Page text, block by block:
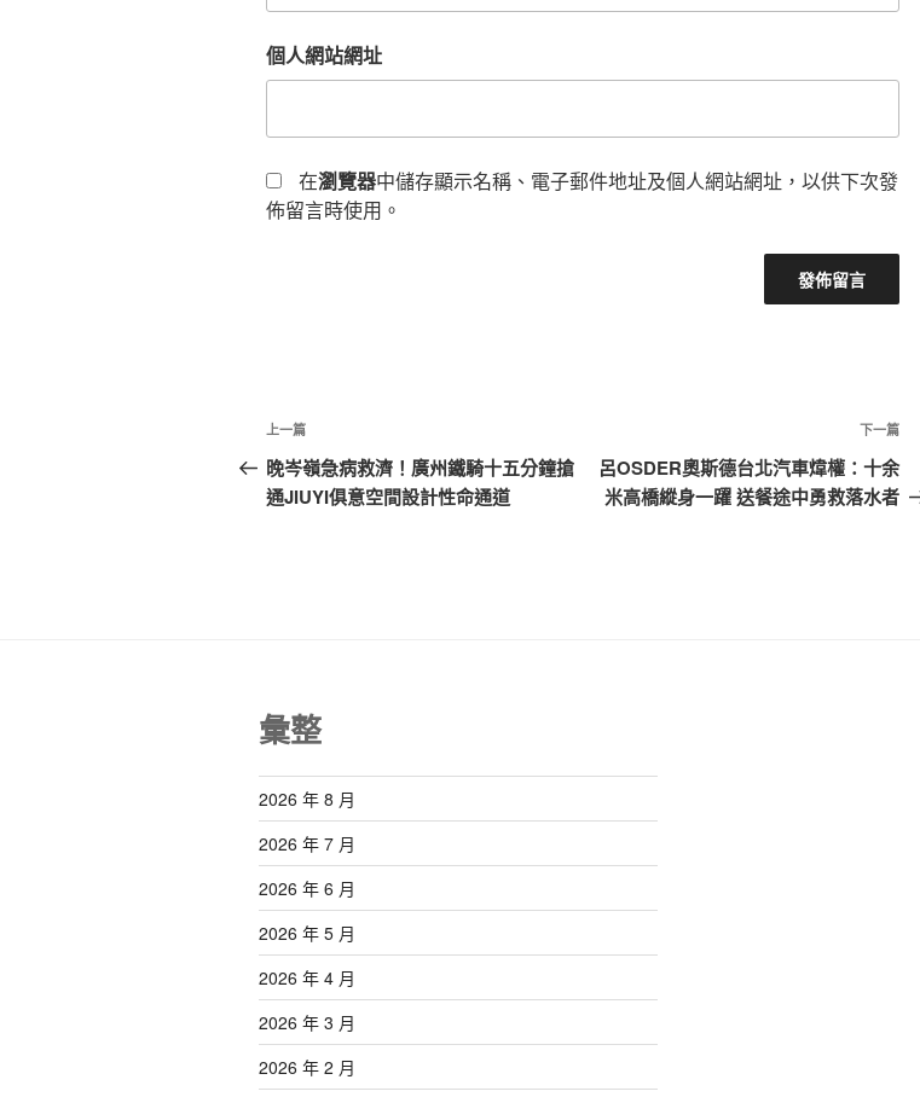
個人網站網址
在瀏覽器中儲存顯示名稱、電子郵件地址及個人網站網址，以供下次發
佈留言時使用。
文
章
導
上
一
篇
上一篇
晚岑嶺急病救濟！廣州鐵騎十五分鐘搶
通JIUYI俱意空間設計性命通道
下
一
篇
下一篇
呂OSDER奧斯德台北汽車煒權：十余
米高橋縱身一躍 送餐途中勇救落水者
彙整
2026 年 8 月
2026 年 7 月
2026 年 6 月
2026 年 5 月
2026 年 4 月
2026 年 3 月
2026 年 2 月